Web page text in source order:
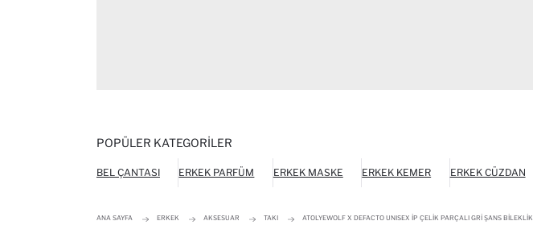
POPÜLER KATEGORILER
BEL ÇANTASI ERKEK PARFÜM ERKEK MASKE ERKEK KEMER ERKEK CÜZDAN
ANA SAYFA ERKEK AKSESUAR TAKI ATOLYEWOLF X DEFACTO UNISEX İP ÇELIK PARÇALI GRI ŞANS BILEKLIK